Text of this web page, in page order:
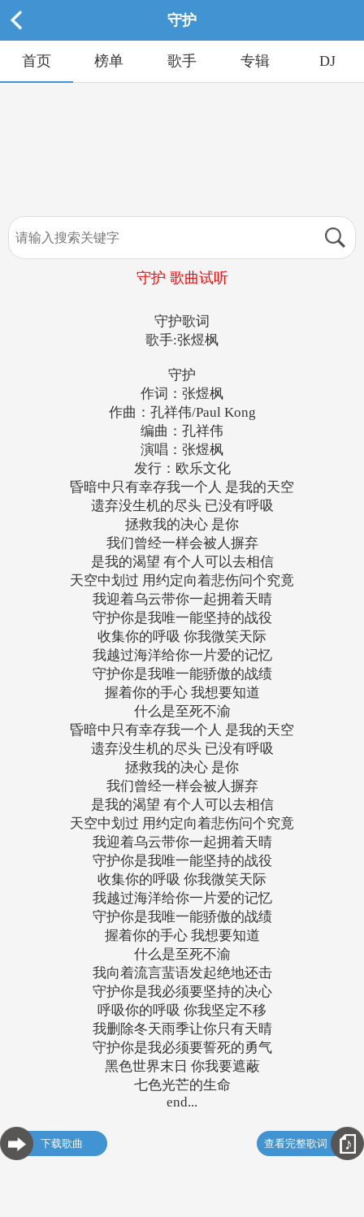
守护
首页 榜单 歌手 专辑 DJ
守护 歌曲试听
守护歌词
歌手:张煜枫
守护
作词：张煜枫
作曲：孔祥伟/Paul Kong
编曲：孔祥伟
演唱：张煜枫
发行：欧乐文化
昏暗中只有幸存我一个人 是我的天空
遗弃没生机的尽头 已没有呼吸
拯救我的决心 是你
我们曾经一样会被人摒弃
是我的渴望 有个人可以去相信
天空中划过 用约定向着悲伤问个究竟
我迎着乌云带你一起拥着天晴
守护你是我唯一能坚持的战役
收集你的呼吸 你我微笑天际
我越过海洋给你一片爱的记忆
守护你是我唯一能骄傲的战绩
握着你的手心 我想要知道
什么是至死不渝
昏暗中只有幸存我一个人 是我的天空
遗弃没生机的尽头 已没有呼吸
拯救我的决心 是你
我们曾经一样会被人摒弃
是我的渴望 有个人可以去相信
天空中划过 用约定向着悲伤问个究竟
我迎着乌云带你一起拥着天晴
守护你是我唯一能坚持的战役
收集你的呼吸 你我微笑天际
我越过海洋给你一片爱的记忆
守护你是我唯一能骄傲的战绩
握着你的手心 我想要知道
什么是至死不渝
我向着流言蜚语发起绝地还击
守护你是我必须要坚持的决心
呼吸你的呼吸 你我坚定不移
我删除冬天雨季让你只有天晴
守护你是我必须要誓死的勇气
黑色世界末日 你我要遮蔽
七色光芒的生命
end...
下载歌曲 查看完整歌词